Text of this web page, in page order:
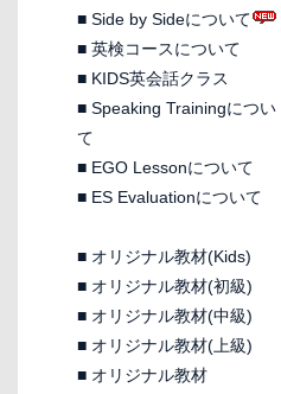
■ Side by Sideについて
■ 英検コースについて
■ KIDS英会話クラス
■ Speaking Trainingについ
て
■ EGO Lessonについて
■ ES Evaluationについて
■ オリジナル教材(Kids)
■ オリジナル教材(初級)
■ オリジナル教材(中級)
■ オリジナル教材(上級)
■ オリジナル教材